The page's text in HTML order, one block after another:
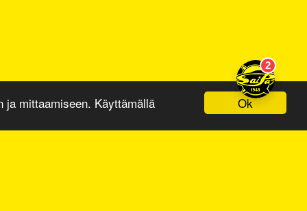
Ok
ja mittaamiseen. Käyttämällä